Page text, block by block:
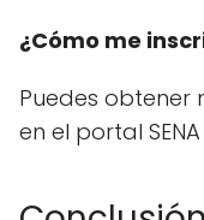
¿Cómo me
Puedes obtener
en el portal SENA